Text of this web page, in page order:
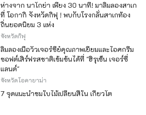
ห่างจาก นาโกย่า เพียง 30 นาที! มาลิ้มลองสาเก
ที่ โอกากิ จังหวัดกิฟุ ! พบกับโรงกลั่นสาเกท้อง
ถิ่นยอดนิยม 3 แห่ง
จังหวัดกิฟุ
ลิ้มลองเนื้อวัวเจอร์ซีย์คุณภาพเยี่ยมและไอศกรีม
ซอฟต์เสิร์ฟรสชาติเข้มข้นได้ที่ "ฮิรุเซ็น เจอร์ซี่
แลนด์"
จังหวัดโอคายาม่า
7 จุดแนะนำชมใบไม้เปลี่ยนสีใน เกียวโต